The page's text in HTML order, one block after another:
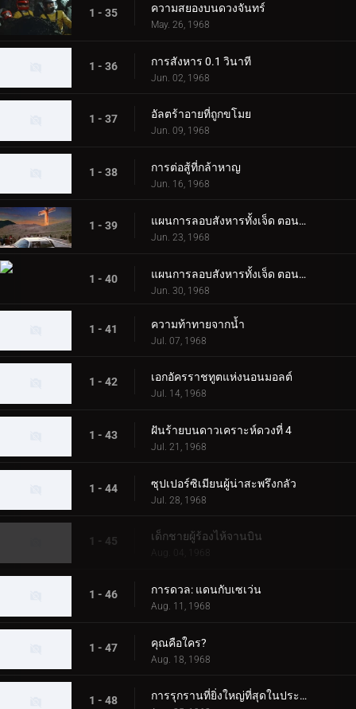
1 - 35 ความสยองบนดวงจันทร์
May. 26, 1968
1 - 36 การสังหาร 0.1 วินาที
Jun. 02, 1968
1 - 37 อัลตร้าอายที่ถูกขโมย
Jun. 09, 1968
1 - 38 การต่อสู้ที่กล้าหาญ
Jun. 16, 1968
1 - 39 แผนการลอบสังหารทั้งเจ็ด ตอนที่ 1
Jun. 23, 1968
1 - 40 แผนการลอบสังหารทั้งเจ็ด ตอนที่ 2
Jun. 30, 1968
1 - 41 ความท้าทายจากน้ำ
Jul. 07, 1968
1 - 42 เอกอัครราชทูตแห่งนอนมอลต์
Jul. 14, 1968
1 - 43 ฝันร้ายบนดาวเคราะห์ดวงที่ 4
Jul. 21, 1968
1 - 44 ซุปเปอร์ซิเมียนผู้น่าสะพรึงกลัว
Jul. 28, 1968
1 - 45 เด็กชายผู้ร้องไห้จานบิน
Aug. 04, 1968
1 - 46 การดวล: แดนกับเซเว่น
Aug. 11, 1968
1 - 47 คุณคือใคร?
Aug. 18, 1968
1 - 48 การรุกรานที่ยิ่งใหญ่ที่สุดในประวัติศาสตร์ ตอนที่ 1